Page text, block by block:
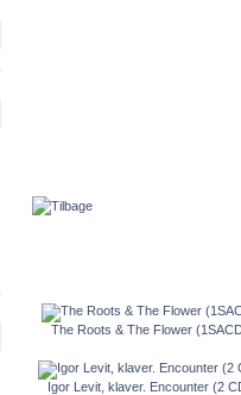
The Roots & The Flower
Igor Levit, klaver. Encounter (2